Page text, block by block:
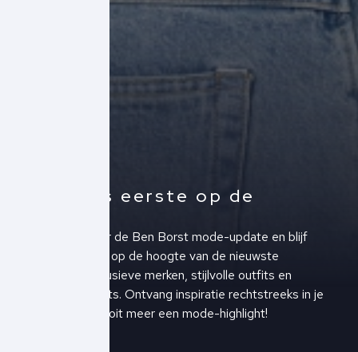
Altijd als eerste op de
Schrijf je in voor de Ben Borst mode-update en blijf
altijd als eerste op de hoogte van de nieuwste
collecties, exclusieve merken, stijlvolle outfits en
upcoming events. Ontvang inspiratie rechtstreeks in je
inbox en mis nooit meer een mode-highlight!